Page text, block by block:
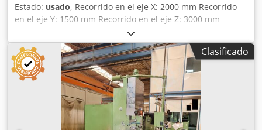
Estado: usado, Recorrido en el eje X: 2000 mm Recorrido
en el eje Y: 1500 mm Recorrido en el eje Z: 3000 mm
Cjdpszmitdefx Ap Ierf Diámetro del husillo: 100 mm
Superficie de sujeción de la mesa: 1400 x 1300 mm Cono
de herramienta: MK Dimensiones (largo x ancho x alto): 6,4
x 3,2 x 3,4 m Peso de la máquina: aproximadamente 11,0 t
Taladradora de mesa usada. - Diversos conos de
herramientas - Mesa giratoria - Sistema de refrigeración -
Varilla de ajuste Ø 660
Clasificado